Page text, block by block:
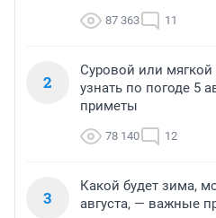
87 363 11
2
Суровой или
узнать по погоде 5
приметы
78 140 12
3
Какой будет зима,
августа, — важные